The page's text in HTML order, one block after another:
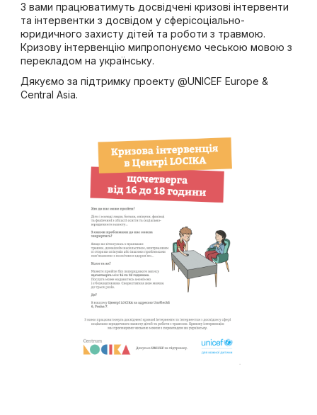
З вами працюватимуть досвідчені кризові інтервенти
та інтервентки з досвідом у сферісоціально-
юридичного захисту дітей та роботи з травмою.
Кризову інтервенцію мипропонуємо чеською мовою з
перекладом на українську.
Дякуємо за підтримку проекту @UNICEF Europe &
Central Asia.